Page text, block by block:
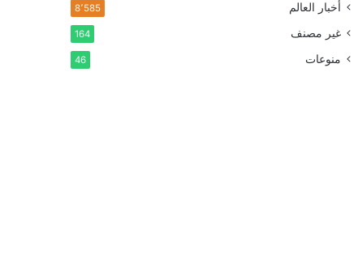
أخبار العالم 8٬585
غير مصنف 164
منوعات 46